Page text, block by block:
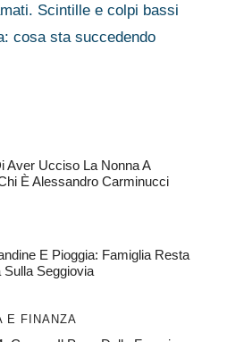
Scintille e colpi bassi
cosa sta succedendo
Aver Ucciso La Nonna A
È Alessandro Carminucci
E Pioggia: Famiglia Resta
Sulla Seggiovia
E FINANZA